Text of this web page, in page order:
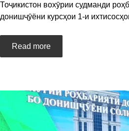
Тоҷикистон вохӯрии судманди
донишҷӯёни курсҳои 1-и
Read more